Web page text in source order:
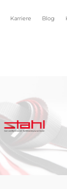
Karriere Blog